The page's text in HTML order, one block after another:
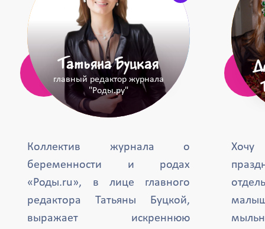
Татьяна Буцкая
главный редактор журнала
"Роды.ру"
Коллектив журнала о
беременности и родах
«Роды.ru», в лице главного
редактора Татьяны Буцкой,
выражает искреннюю